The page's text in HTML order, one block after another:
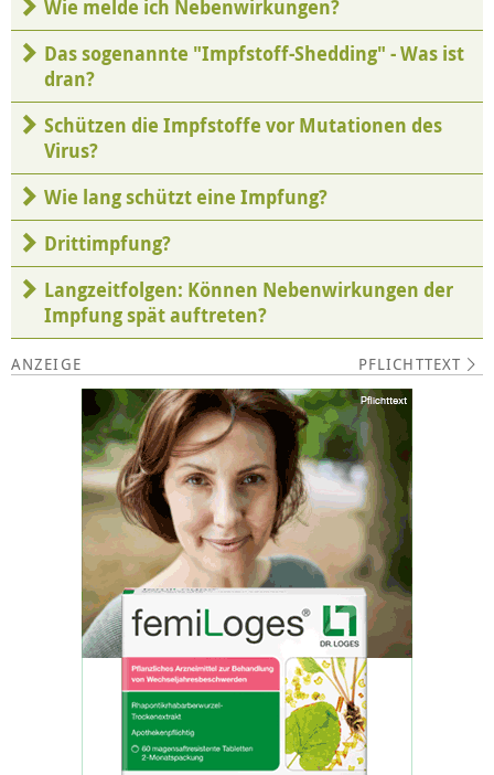
Wie melde ich Nebenwirkungen?
Das sogenannte "Impfstoff-Shedding" - Was ist
dran?
Schützen die Impfstoffe vor Mutationen des
Virus?
Wie lang schützt eine Impfung?
Drittimpfung?
Langzeitfolgen: Können Nebenwirkungen der
Impfung spät auftreten?
PFLICHTTEXT